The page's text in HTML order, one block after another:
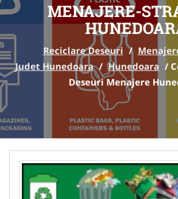
MENAJERE-
Reciclare Deseuri /
Judet Hunedoara / Hunedoara /
Deseuri Menajere